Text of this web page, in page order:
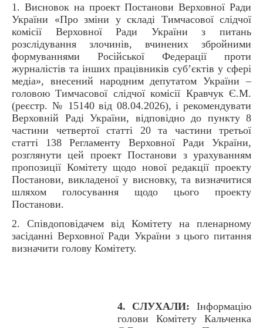
1. Висновок на проект Постанови Верховної Ради
України «Про зміни у складі Тимчасової слідчої
комісії Верховної Ради України з питань
розслідування злочинів, вчинених збройними
формуваннями Російської Федерації проти
журналістів та інших працівників суб’єктів у сфері
медіа», внесений народним депутатом України –
головою Тимчасової слідчої комісії Кравчук Є.М.
(реєстр. № 15140 від 08.04.2026), і рекомендувати
Верховній Раді України, відповідно до пункту 8
частини четвертої статті 20 та частини третьої
статті 138 Регламенту Верховної Ради України,
розглянути цей проект Постанови з урахуванням
пропозиції Комітету щодо нової редакції проекту
Постанови, викладеної у висновку, та визначитися
шляхом голосування щодо цього проекту
Постанови.
2. Співдоповідачем від Комітету на пленарному
засіданні Верховної Ради України з цього питання
визначити голову Комітету.
4. СЛУХАЛИ: Інформацію
голови Комітету Кальченка